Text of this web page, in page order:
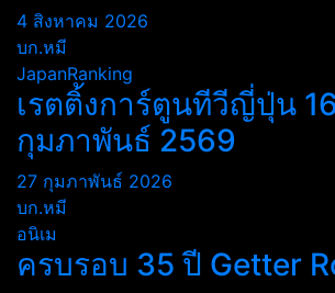
4 สิงหาคม 2026
บก.หมี
JapanRanking
เรตติ้งการ์ตูนทีวีญี่ปุ่น
กุมภาพันธ์ 2569
27 กุมภาพันธ์ 2026
บก.หมี
อนิเม
ครบรอบ 35 ปี Getter